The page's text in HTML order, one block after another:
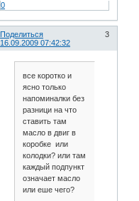
0
Поделиться
3
16.09.2009 07:42:32
все коротко и
ясно только
напоминалки без
разници на что
ставить там
масло в двиг в
коробке или
колодки? или там
каждый подпункт
означает масло
или еше чего?